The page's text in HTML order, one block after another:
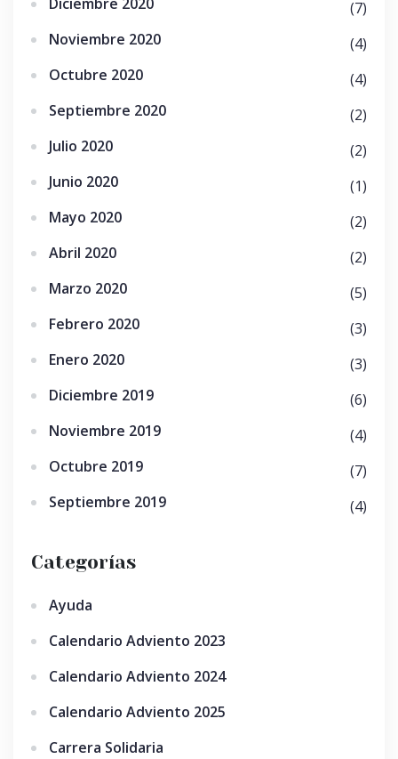
Diciembre 2020
(7)
Noviembre 2020
(4)
Octubre 2020
(4)
Septiembre 2020
(2)
Julio 2020
(2)
Junio 2020
(1)
Mayo 2020
(2)
Abril 2020
(2)
Marzo 2020
(5)
Febrero 2020
(3)
Enero 2020
(3)
Diciembre 2019
(6)
Noviembre 2019
(4)
Octubre 2019
(7)
Septiembre 2019
(4)
Categorías
Ayuda
Calendario Adviento 2023
Calendario Adviento 2024
Calendario Adviento 2025
Carrera Solidaria